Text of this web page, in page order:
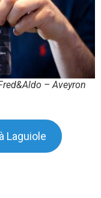
– Aveyron
Laguiole